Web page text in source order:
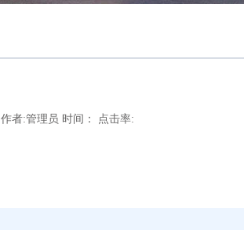
作者:管理员 时间： 点击率: